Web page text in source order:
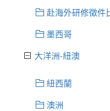
赴海外研修徵件
墨西哥
大洋洲-紐澳
紐西蘭
澳洲